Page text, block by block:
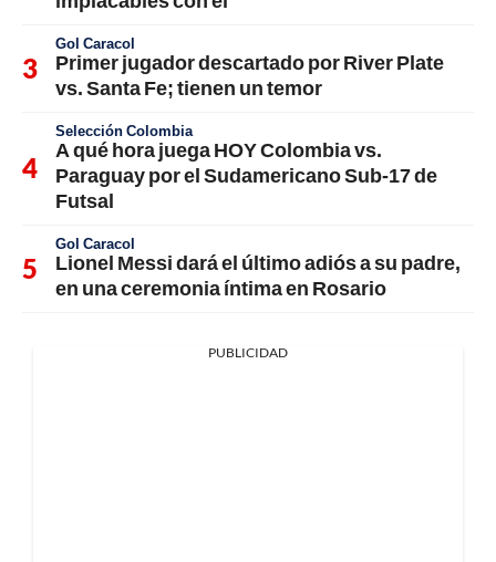
Gol Caracol
Primer jugador descartado por River Plate
vs. Santa Fe; tienen un temor
Selección Colombia
A qué hora juega HOY Colombia vs.
Paraguay por el Sudamericano Sub-17 de
Futsal
Gol Caracol
Lionel Messi dará el último adiós a su padre,
en una ceremonia íntima en Rosario
PUBLICIDAD